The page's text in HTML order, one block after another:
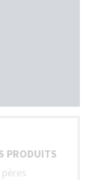
PRODUITS